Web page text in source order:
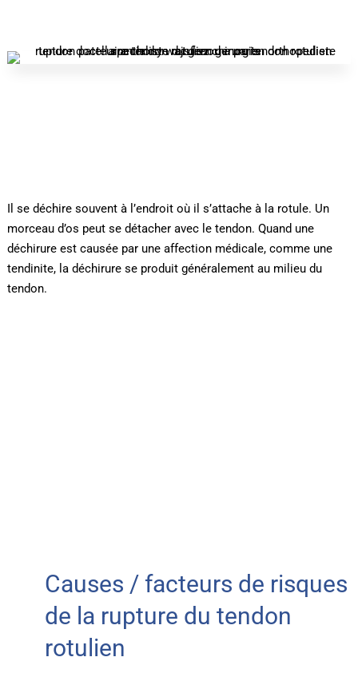
Il se déchire souvent à l’endroit où il s’attache à la rotule. Un
morceau d’os peut se détacher avec le tendon. Quand une
déchirure est causée par une affection médicale, comme une
tendinite, la déchirure se produit généralement au milieu du
tendon.
Causes / facteurs de risques
de la rupture du tendon
rotulien